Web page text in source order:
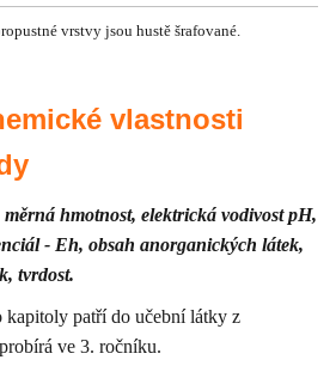
vrstvy jsou hustě šrafované.
vlastnosti
hmotnost, elektrická vodivost pH,
- Eh, obsah anorganických látek,
tvrdost.
kapitoly patří do učební látky z
ve 3. ročníku.